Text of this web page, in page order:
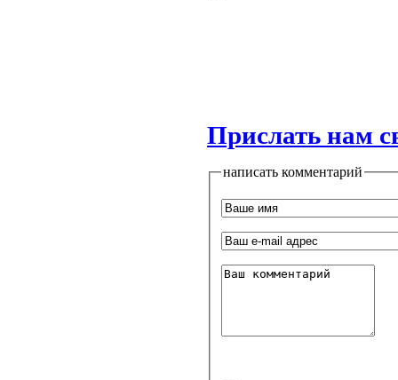
Прислать нам
написать комментарий